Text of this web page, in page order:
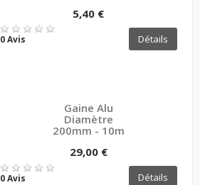
5,40 €
0 Avis Détails
Gaine Alu
Diamètre
200mm - 10m
29,00 €
0 Avis Détails